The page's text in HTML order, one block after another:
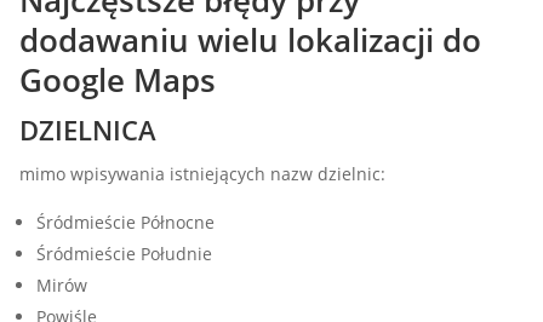
dodawaniu wielu lokalizacji do
Google Maps
DZIELNICA
mimo wpisywania istniejących nazw dzielnic:
Śródmieście Północne
Śródmieście Południe
Mirów
Powiśle